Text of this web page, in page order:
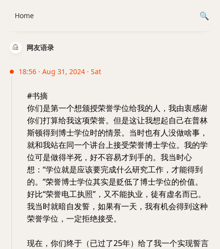
网友语录
18:56 · Aug 31, 2024 · Sat
#书摘
你们是第一个想颁授荣誉学位给我的人，我由衷感谢
你们打算给我这项荣誉。但是这让我想起自己在普林
斯顿得到博士学位时的情景。当时也有人没做啥事，
就和我站在同一个讲台上接受荣誉博士学位。我的学
位可是做得半死，好不容易才到手的。我当时心
想：“学位就是应该要完成什么研究工作，才能得到
的。”荣誉博士学位其实是贬低了博士学位的价值。
好比“荣誉电工执照”，又不能执业，徒有虚名而已。
我当时就暗自发誓，如果有一天，我有机会得到这种
荣誉学位，一定拒绝接受。
现在，你们终于（已过了25年）给了我一个实现誓言
Home